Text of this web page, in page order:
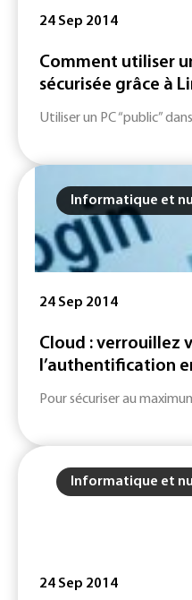
24 Sep 2014
Comment utiliser
sécurisée grâce à
Utiliser un PC “public”
Informatique et
24 Sep 2014
Cloud : verrouillez
l’authentification
Pour sécuriser au
Informatique et
24 Sep 2014